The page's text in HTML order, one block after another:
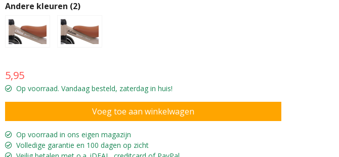
Andere kleuren (2)
5,95
Op voorraad. Vandaag besteld, zaterdag in huis!
Op voorraad in ons eigen magazijn
Volledige garantie en 100 dagen op zicht